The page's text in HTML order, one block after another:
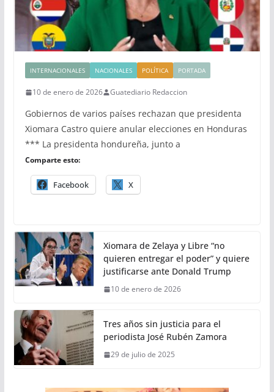
INTERNACIONALES NACIONALES POLÍTICA PORTADA
10 de enero de 2026 Guatediario Redaccion
Gobiernos de varios países rechazan que presidenta
Xiomara Castro quiere anular elecciones en Honduras
*** La presidenta hondureña, junto a
Comparte esto:
Facebook X
Xiomara de Zelaya y Libre “no
quieren entregar el poder” y quiere
justificarse ante Donald Trump
10 de enero de 2026
Tres años sin justicia para el
periodista José Rubén Zamora
29 de julio de 2025